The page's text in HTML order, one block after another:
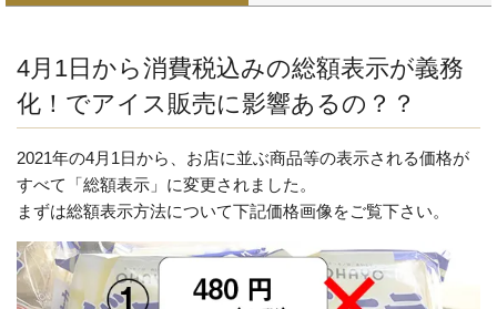
4月1日から消費税込みの総額表示が義務
化！でアイス販売に影響あるの？？
2021年の4月1日から、お店に並ぶ商品等の表示される価格が
すべて「総額表示」に変更されました。
まずは総額表示方法について下記価格画像をご覧下さい。